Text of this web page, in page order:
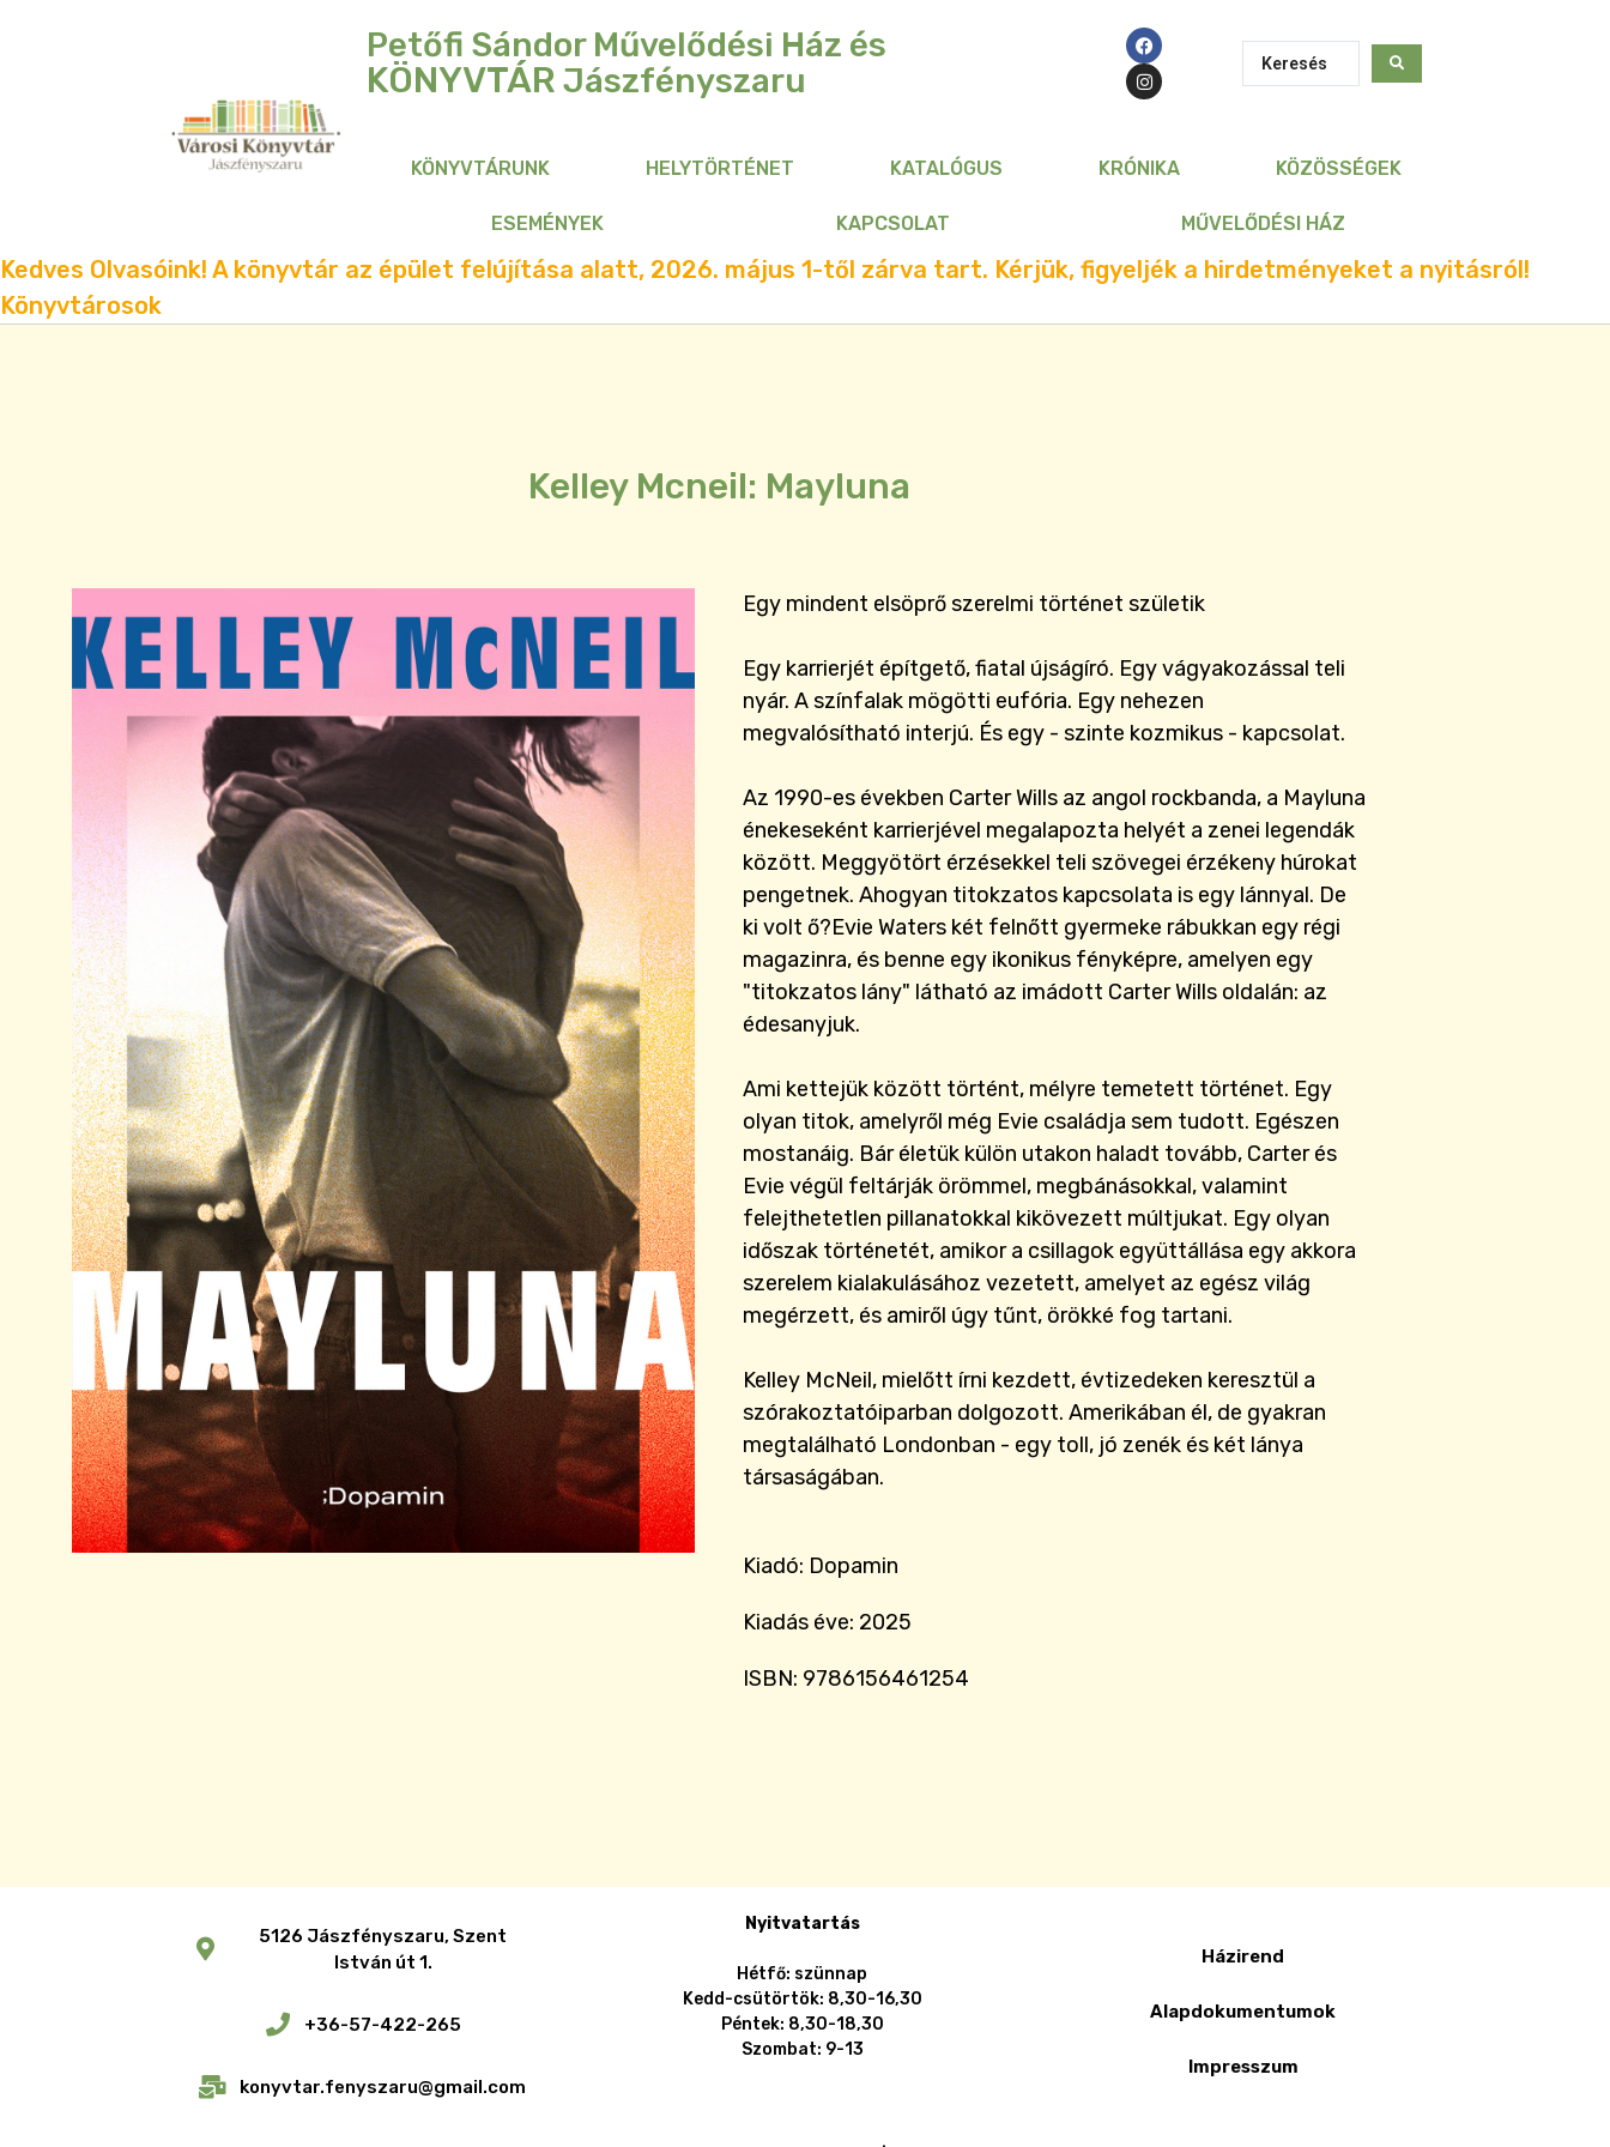
Petőfi Sándor Művelődési Ház és
KÖNYVTÁR Jászfényszaru
KÖNYVTÁRUNK HELYTÖRTÉNET KATALÓGUS KRÓNIKA KÖZÖSSÉGEK
ESEMÉNYEK KAPCSOLAT MŰVELŐDÉSI HÁZ
Kedves Olvasóink! A könyvtár az épület felújítása alatt, 2026. május 1-től zárva tart. Kérjük, figyeljék a hirdetményeket a nyitásról!
Könyvtárosok
Kelley Mcneil: Mayluna
Egy mindent elsöprő szerelmi történet születik
Egy karrierjét építgető, fiatal újságíró. Egy vágyakozással teli
nyár. A színfalak mögötti eufória. Egy nehezen
megvalósítható interjú. És egy - szinte kozmikus - kapcsolat.
Az 1990-es években Carter Wills az angol rockbanda, a Mayluna
énekeseként karrierjével megalapozta helyét a zenei legendák
között. Meggyötört érzésekkel teli szövegei érzékeny húrokat
pengetnek. Ahogyan titokzatos kapcsolata is egy lánnyal. De
ki volt ő?Evie Waters két felnőtt gyermeke rábukkan egy régi
magazinra, és benne egy ikonikus fényképre, amelyen egy
"titokzatos lány" látható az imádott Carter Wills oldalán: az
édesanyjuk.
Ami kettejük között történt, mélyre temetett történet. Egy
olyan titok, amelyről még Evie családja sem tudott. Egészen
mostanáig. Bár életük külön utakon haladt tovább, Carter és
Evie végül feltárják örömmel, megbánásokkal, valamint
felejthetetlen pillanatokkal kikövezett múltjukat. Egy olyan
időszak történetét, amikor a csillagok együttállása egy akkora
szerelem kialakulásához vezetett, amelyet az egész világ
megérzett, és amiről úgy tűnt, örökké fog tartani.
Kelley McNeil, mielőtt írni kezdett, évtizedeken keresztül a
szórakoztatóiparban dolgozott. Amerikában él, de gyakran
megtalálható Londonban - egy toll, jó zenék és két lánya
társaságában.
Kiadó: Dopamin
Kiadás éve: 2025
ISBN: 9786156461254
5126 Jászfényszaru, Szent
István út 1.
+36-57-422-265
konyvtar.fenyszaru@gmail.com
Nyitvatartás
Hétfő: szünnap
Kedd-csütörtök: 8,30-16,30
Péntek: 8,30-18,30
Szombat: 9-13
Házirend
Alapdokumentumok
Impresszum